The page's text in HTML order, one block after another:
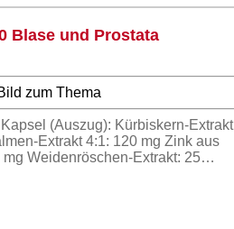
Blase und Prostata
(Auszug): Kürbiskern-Extrakt
Extrakt 4:1: 120 mg Zink aus
Weidenröschen-Extrakt: 25…